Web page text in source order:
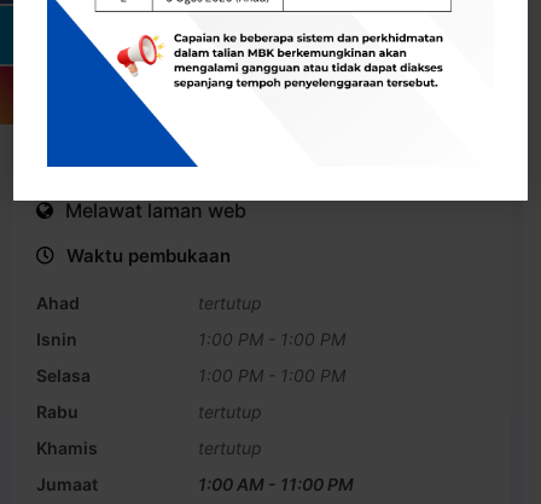
sed do eiusmod tempor incididunt ut labore et dolore
magna aliqua. Mi ipsum faucibus vitae aliquet. Velit sed
ullamcorper morbi tincidunt ornare massa eget egestas.
Melawat laman web
Waktu pembukaan
Ahad
tertutup
Isnin
1:00 PM - 1:00 PM
Selasa
1:00 PM - 1:00 PM
Rabu
tertutup
Khamis
tertutup
Jumaat
1:00 AM - 11:00 PM